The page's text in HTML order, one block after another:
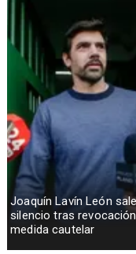
Joaquín Lavín León
silencio tras
medida cautelar